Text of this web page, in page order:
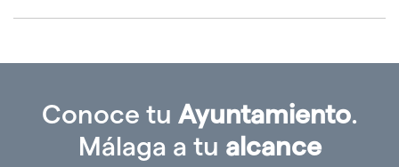
Conoce tu Ayuntamiento.
Málaga a tu alcance